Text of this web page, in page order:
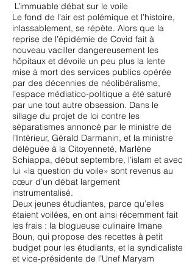
L’immuable débat sur le voile
Le fond de l’air est polémique et l’histoire,
inlassablement, se répète. Alors que la
reprise de l’épidémie de Covid fait à
nouveau vaciller dangereusement les
hôpitaux et dévoile un peu plus la lente
mise à mort des services publics opérée
par des décennies de néolibéralisme,
l’espace médiatico-politique a été saturé
par une tout autre obsession. Dans le
sillage du projet de loi contre les
séparatismes annoncé par le ministre de
l’Intérieur, Gérald Darmanin, et la ministre
déléguée à la Citoyenneté, Marlène
Schiappa, début septembre, l’islam et avec
lui «la question du voile» sont revenus au
cœur d’un débat largement
instrumentalisé.
Deux jeunes étudiantes, parce qu’elles
étaient voilées, en ont ainsi récemment fait
les frais : la blogueuse culinaire Imane
Boun, qui propose des recettes à petit
budget pour les étudiants, et la syndicaliste
et vice-présidente de l’Unef Maryam